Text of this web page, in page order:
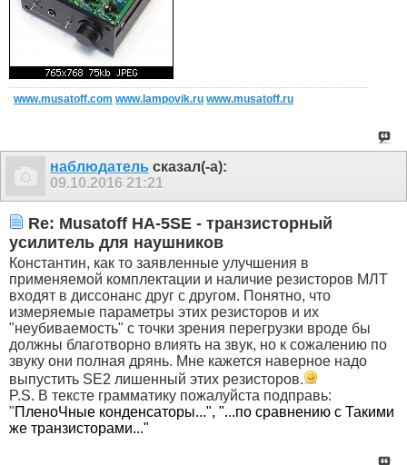
www.musatoff.com www.lampovik.ru www.musatoff.ru
наблюдатель сказал(-а):
09.10.2016 21:21
Re: Musatoff HA-5SE - транзисторный
усилитель для наушников
Константин, как то заявленные улучшения в
применяемой комплектации и наличие резисторов МЛТ
входят в диссонанс друг с другом. Понятно, что
измеряемые параметры этих резисторов и их
"неубиваемость" с точки зрения перегрузки вроде бы
должны благотворно влиять на звук, но к сожалению по
звуку они полная дрянь. Мне кажется наверное надо
выпустить SE2 лишенный этих резисторов.
P.S. В тексте грамматику пожалуйста подправь:
"ПленоЧные конденсаторы...", "...по сравнению с Такими
же транзисторами..."